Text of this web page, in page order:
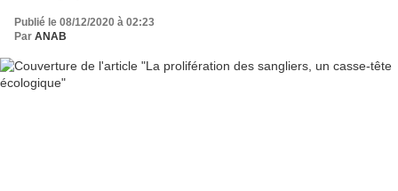
Publié le 08/12/2020 à 02:23
Par ANAB